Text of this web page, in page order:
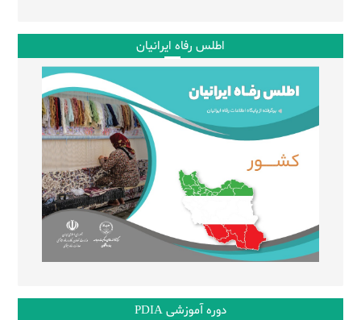
اطلس رفاه ایرانیان
دوره آموزشی PDIA